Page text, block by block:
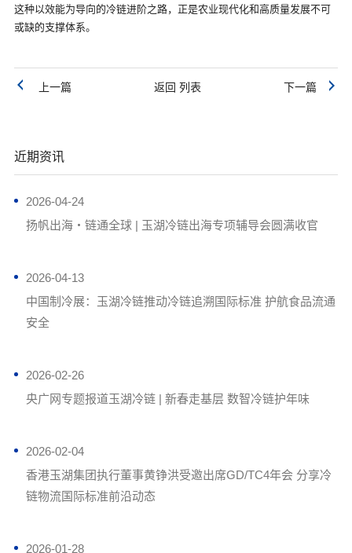
这种以效能为导向的冷链进阶之路，正是农业现代化和高质量发展不可
或缺的支撑体系。
上一篇 返回 列表 下一篇
近期资讯
2026-04-24
扬帆出海・链通全球 | 玉湖冷链出海专项辅导会圆满收官
2026-04-13
中国制冷展：玉湖冷链推动冷链追溯国际标准 护航食品流通
安全
2026-02-26
央广网专题报道玉湖冷链 | 新春走基层 数智冷链护年味
2026-02-04
香港玉湖集团执行董事黄铮洪受邀出席GD/TC4年会 分享冷
链物流国际标准前沿动态
2026-01-28